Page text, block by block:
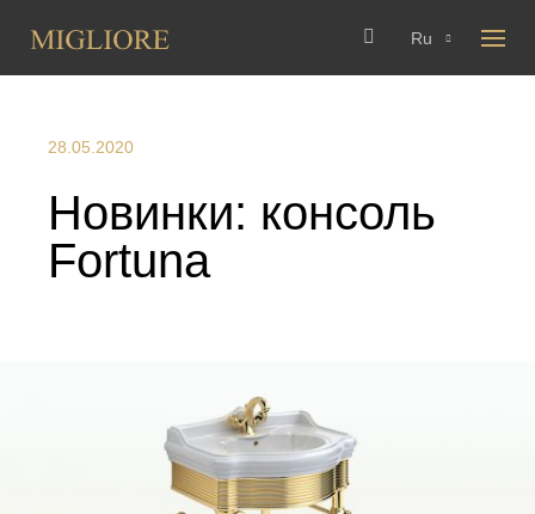
Ru
28.05.2020
Новинки: консоль
Fortuna